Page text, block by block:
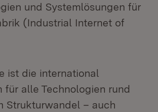
und Systemlösungen für
(Industrial Internet of
ist die international
alle Technologien rund
Strukturwandel – auch